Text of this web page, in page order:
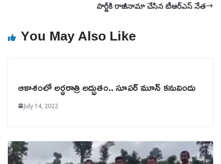
పార్టీకి రాజీనామా చేసిన టీఆర్ఎస్ నేత
You May Also Like
ఆకాశంలో అర్ధరాత్రి అద్భుతం.. సూపర్‌ మూన్‌ కనువిందు
July 14, 2022